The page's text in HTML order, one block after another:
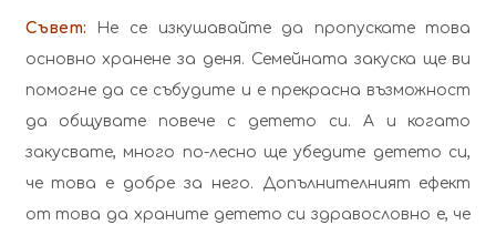
Съвет:
Не се изкушавайте да пропускате това
основно хранене за деня. Семейната закуска ще ви
помогне да се събудите и е прекрасна възможност
да общувате повече с детето си. А и когато
закусвате, много по-лесно ще убедите детето си,
че това е добре за него. Допълнителният ефект
от това да храните детето си здравословно е, че